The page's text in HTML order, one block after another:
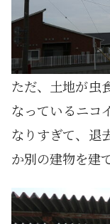
ただ、土地が虫
なっているニコ
なりすぎて、退
か別の建物を建